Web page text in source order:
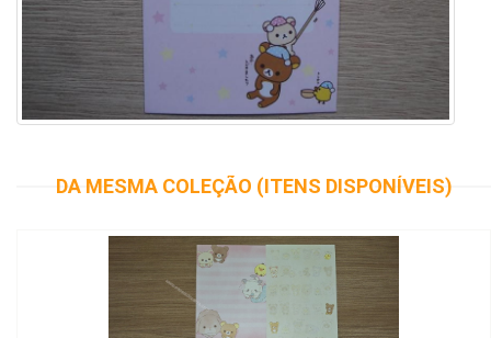
DA MESMA COLEÇÃO (ITENS DISPONÍVEIS)